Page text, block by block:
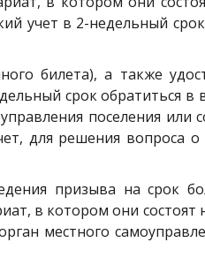
учет в 2-недельный
билета), а также
срок обратиться в
поселения или
для решения вопроса
призыва на срок
в котором они состоят
местного